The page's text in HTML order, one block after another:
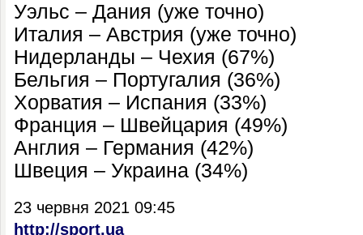
Уэльс – Дания (уже точно)
Италия – Австрия (уже точно)
Нидерланды – Чехия (67%)
Бельгия – Португалия (36%)
Хорватия – Испания (33%)
Франция – Швейцария (49%)
Англия – Германия (42%)
Швеция – Украина (34%)
23 червня 2021 09:45
http://sport.ua